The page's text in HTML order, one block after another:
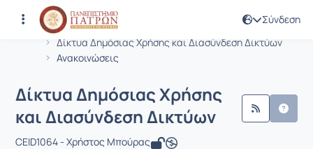
Σύνδεση
Αρχική Σελίδα
Δίκτυα Δημόσιας Χρήσης και Διασύνδεση Δικτύων
Ανακοινώσεις
Μάθημα : Δίκτυα Δημόσιας Χρήσης
Κωδικός : CEID1064
Δίκτυα Δημόσιας Χρήσης
και Διασύνδεση Δικτύων
CEID1064 - Χρήστος Μπούρας